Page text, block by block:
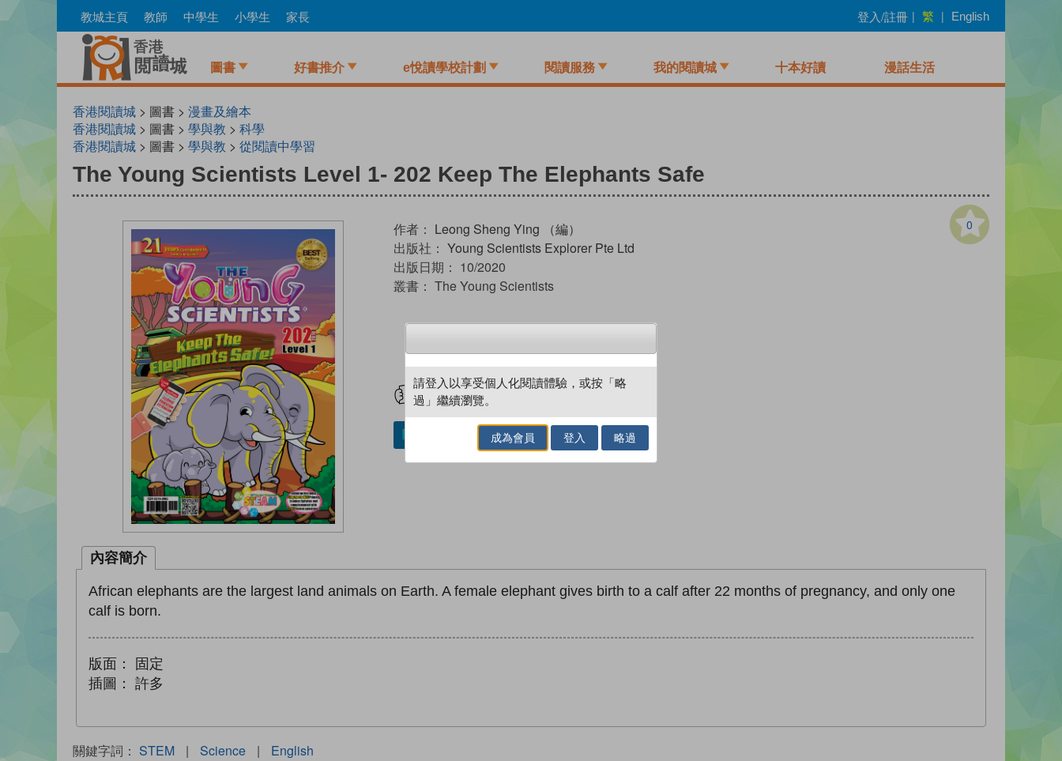
to
教城主頁 教師 中學生 小學生 家長 登入/註冊 | 繁 | English
圖書 好書推介 e悅讀學校計劃 閱讀服務 我的閱讀城 十本好讀 漫話生活
香港閱讀城 > 圖書 > 漫畫及繪本
香港閱讀城 > 圖書 > 學與教 > 科學
香港閱讀城 > 圖書 > 學與教 > 從閱讀中學習
The Young Scientists Level 1- 202 Keep The Elephants Safe
0
作者： Leong Sheng Ying （編）
出版社： Young Scientists Explorer Pte Ltd
出版日期： 10/2020
叢書： The Young Scientists
試閲 加入閱讀紀錄
加入／閱讀電子書
內容簡介
African elephants are the largest land animals on Earth. A female elephant gives birth to a calf after 22 months of pregnancy, and only one
calf is born.
版面：
固定
插圖：
許多
關鍵字詞： STEM | Science | English
請登入以享受個人化閱讀體驗，或按「略
過」繼續瀏覽。
成為會員 登入 略過